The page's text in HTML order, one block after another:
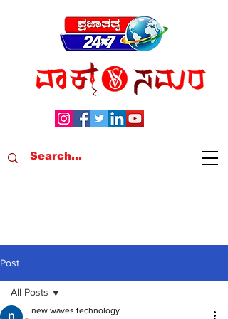
Post
All Posts
new waves technology